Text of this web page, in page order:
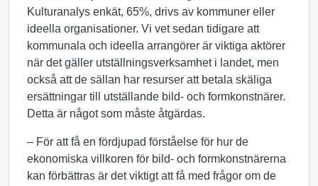
Kulturanalys enkät, 65%, drivs av kommuner eller
ideella organisationer. Vi vet sedan tidigare att
kommunala och ideella arrangörer är viktiga aktörer
när det gäller utställningsverksamhet i landet, men
också att de sällan har resurser att betala skäliga
ersättningar till utställande bild- och formkonstnärer.
Detta är något som måste åtgärdas.
– För att få en fördjupad förståelse för hur de
ekonomiska villkoren för bild- och formkonstnärerna
kan förbättras är det viktigt att få med frågor om de